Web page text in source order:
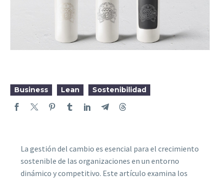
Business Lean Sostenibilidad
La gestión del cambio es esencial para el crecimiento
sostenible de las organizaciones en un entorno
dinámico y competitivo. Este artículo examina los